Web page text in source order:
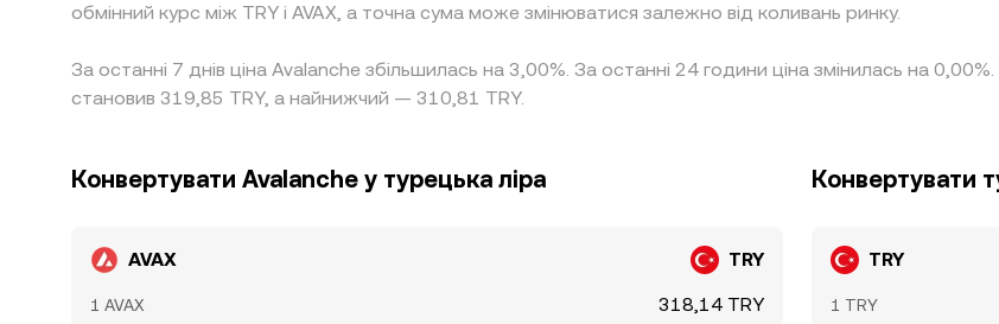
обмінний курс між TRY і AVAX, а точна сума може змінюватися залежно від коливань ринку.
За останні 7 днів ціна Avalanche збільшилась на 3,00%. За останні 24 години ціна змінилась на
становив 319,85 TRY, а найнижчий — 310,81 TRY.
Конвертувати Avalanche у турецька ліра
AVAX TRY
1 AVAX 318,14 TRY
Конвертувати
TRY
1 TRY